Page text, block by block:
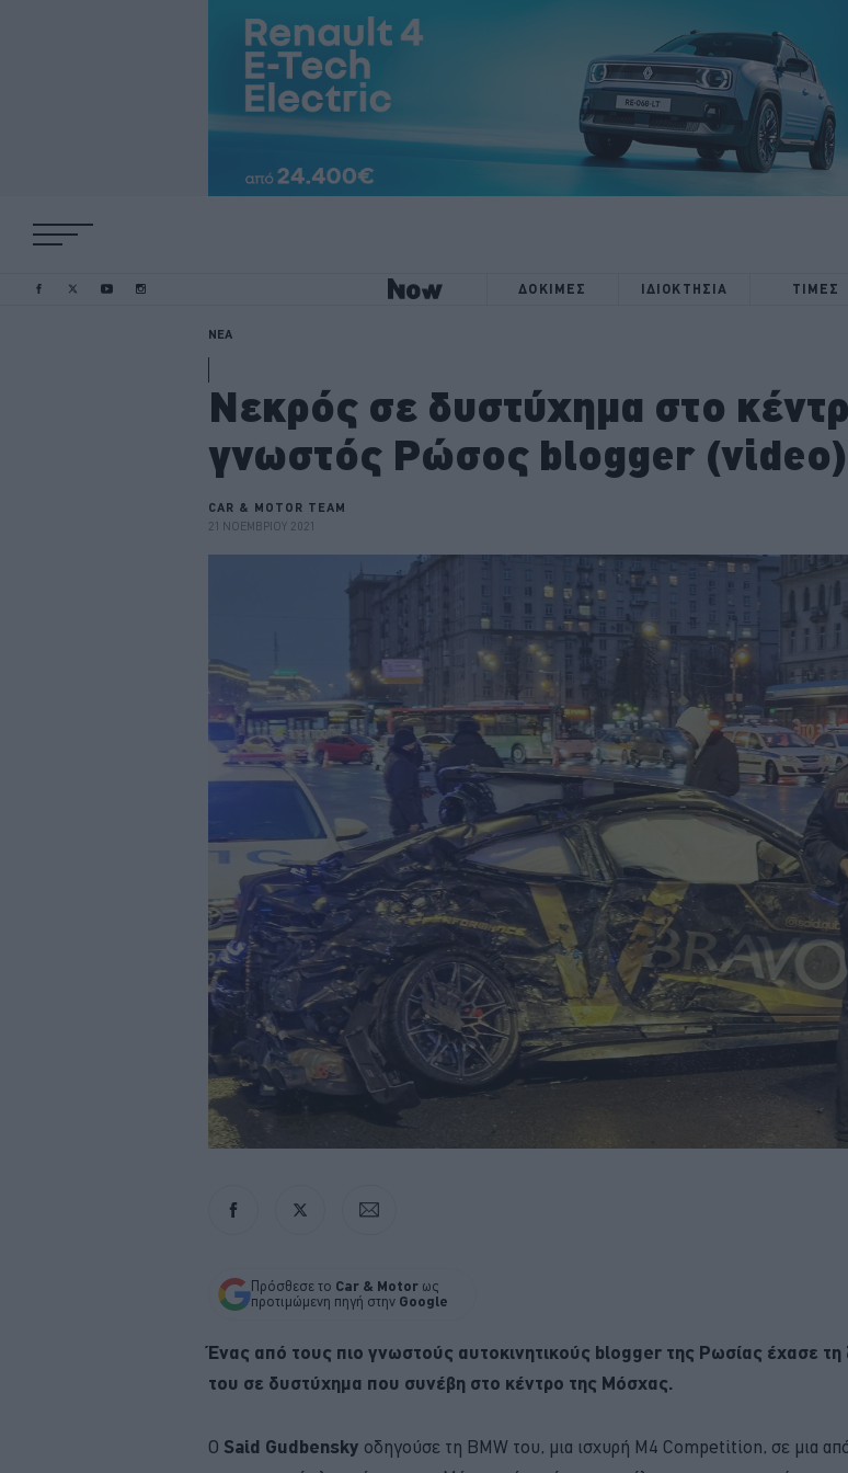
ΔΟΚΙΜΕΣ ΙΔΙΟΚΤΗΣΙΑ ΤΙΜΕΣ
ΝΕΑ
Νεκρός σε δυστύχημα στο
γνωστός Ρώσος blogger (video)
CAR & MOTOR TEAM
21 ΝΟΕΜΒΡΙΟΥ 2021
Πρόσθεσε το Car & Motor ως
προτιμώμενη πηγή στην Google
Ένας από τους πιο γνωστούς αυτοκινητικούς blogger της Ρωσίας έχασε
του σε δυστύχημα που συνέβη στο κέντρο της Μόσχας.
Ο Said Gudbensky οδηγούσε τη BMW του, μια ισχυρή M4 Competition, σε μια